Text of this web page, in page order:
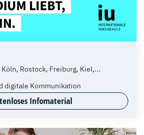
Rostock, Freiburg, Kiel,...
digitale Kommunikation
Infomaterial